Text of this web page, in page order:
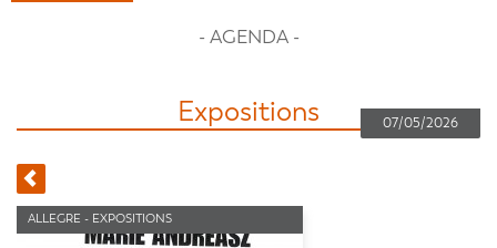
- AGENDA -
Expositions 07/05/2026
ALLEGRE - EXPOSITIONS